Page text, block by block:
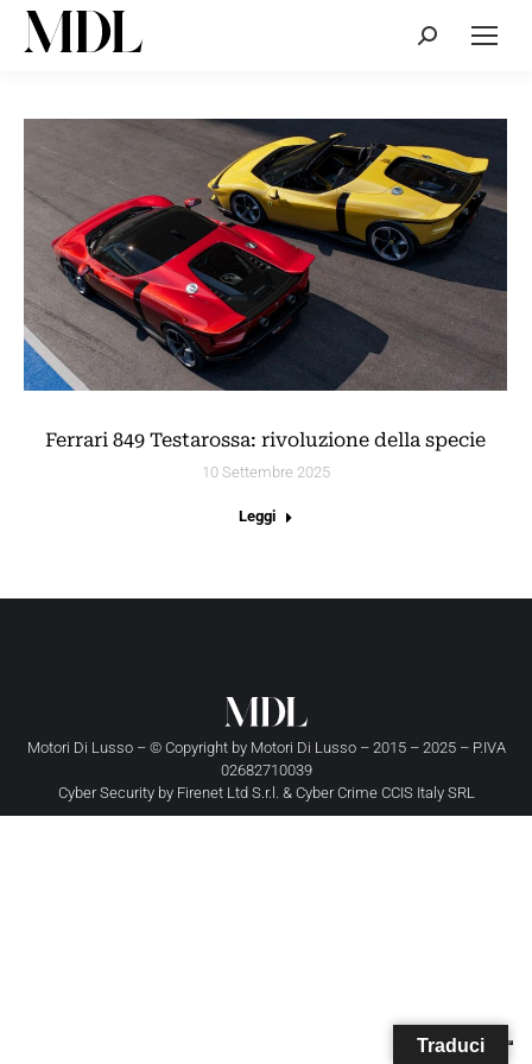
Cerca:
Ferrari 849 Testarossa: rivoluzione della specie
10 Settembre 2025
Leggi
Motori Di Lusso – © Copyright by Motori Di Lusso– 2015 – 2025 – P.IVA
02682710039
Cyber Security by Firenet Ltd S.r.l. & Cyber Crime CCIS Italy SRL
Traduci